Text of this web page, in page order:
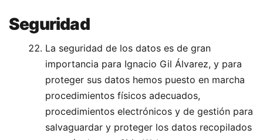
Seguridad
La seguridad de los datos es de gran
importancia para Ignacio Gil Álvarez, y para
proteger sus datos hemos puesto en marcha
procedimientos físicos adecuados,
procedimientos electrónicos y de gestión para
salvaguardar y proteger los datos recopilados